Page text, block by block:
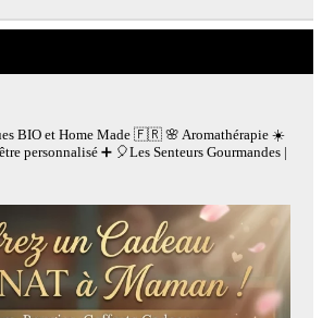
BIO et Home Made 🇫🇷🌸 Aromathérapie☀️
personnalisé➕🎈Les Senteurs Gourmandes |